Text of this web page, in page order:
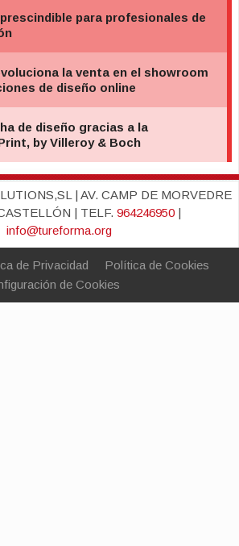
| AV. CAMP DE MORVEDRE
| TELF. 964246950|
info@tureforma.org
de Privacidad
Política de Cookies
de Cookies